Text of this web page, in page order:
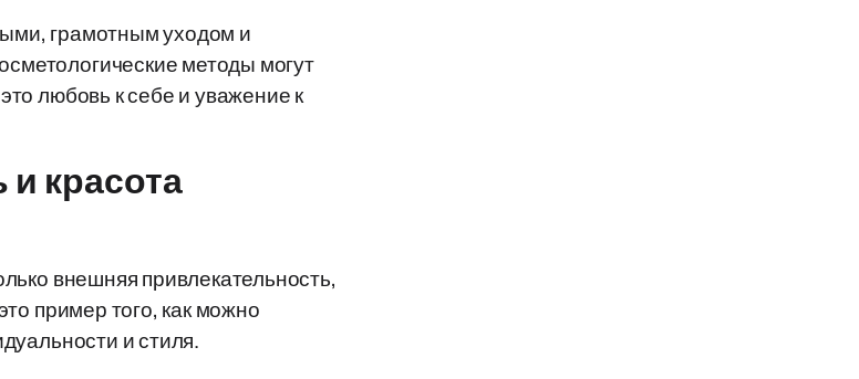
грамотным уходом и
методы могут
любовь к себе и уважение к
красота
внешняя привлекательность,
пример того, как можно
и стиля.